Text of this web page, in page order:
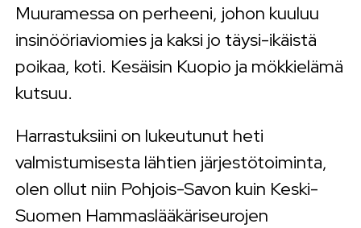
Muuramessa on perheeni, johon kuuluu
insinööriaviomies ja kaksi jo täysi-ikäistä
poikaa, koti. Kesäisin Kuopio ja mökkielämä
kutsuu.
Harrastuksiini on lukeutunut heti
valmistumisesta lähtien järjestötoiminta,
olen ollut niin Pohjois-Savon kuin Keski-
Suomen Hammaslääkäriseurojen